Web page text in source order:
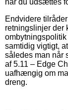
Endvidere
retningslinjer der
ombytningspolitik
samtidig vigtigt,
således man når
af 5.11 – Edge
uafhængig om
dreng.